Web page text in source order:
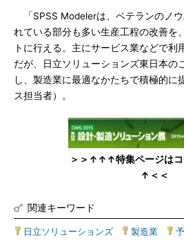
「SPSS Modelerは、ベテランのノ
れている部分も多い生産工程の改善を
トに行える。主にサービス業などで利
だが、日立ソリューションズ東日本の
し、製造業に最適なかたちで積極的に
ス担当者）。
＞＞↑↑↑特集ページは
↑＜＜
関連キーワード
日立ソリューションズ 製造業